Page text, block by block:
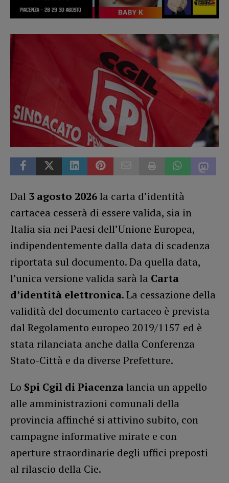
Dal 3 agosto 2026la carta d’identità
cartacea cesserà di essere valida, sia in
Italia sia nei Paesi dell’Unione Europea,
indipendentemente dalla data di scadenza
riportata sul documento. Da quella data,
l’unica versione valida sarà la Carta
d’identità elettronica. La cessazione della
validità del documento cartaceo è prevista
dal Regolamento europeo 2019/1157 ed è
stata rilanciata anche dalla Conferenza
Stato-Città e da diverse Prefetture.
Lo Spi Cgil di Piacenzalancia un appello
alle amministrazioni comunali della
provincia affinché si attivino subito, con
campagne informative mirate e con
aperture straordinarie degli uffici preposti
al rilascio della Cie.